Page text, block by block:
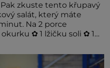
zkuste tento křupavý
salát, který máte
Na 2 porce
✿ 1 lžičku soli ✿ 1
oleje ✿ 1 lžičku
cibulku ✿ 1 lžíci